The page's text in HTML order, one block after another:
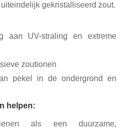
gekristalliseerd zout.
aan UV-straling en extreme
zoutionen
pekel in de ondergrond en
helpen:
als een duurzame,